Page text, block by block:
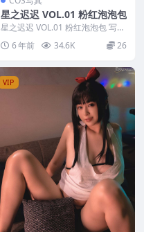
星之迟迟 VOL.01 粉红泡泡包
星之迟迟 VOL.01 粉红泡泡包 写真
分类：唯美，参与模特：星之迟迟
[套图大...
6 年前 34.6K 26
VIP